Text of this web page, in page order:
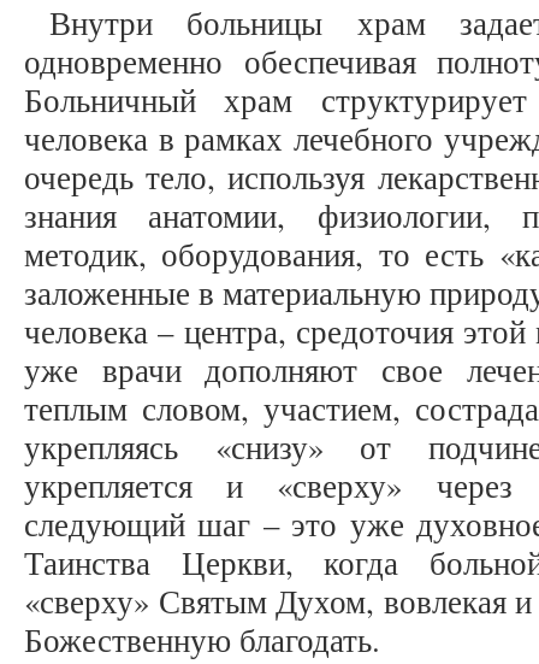
Внутри больницы храм
одновременно обеспечивая
Больничный храм
человека в рамках лечебного
очередь тело, используя
знания анатомии,
методик, оборудования, то есть
заложенные в материальную
человека – центра, средоточия
уже врачи дополняют свое
теплым словом, участием,
укрепляясь «снизу» от
укрепляется и «сверху»
следующий шаг – это уже
Таинства Церкви, когда
«сверху» Святым Духом, вовлекая
Божественную благодать.